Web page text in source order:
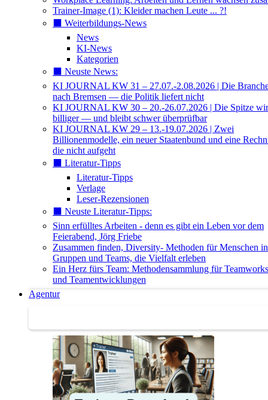
Trainer-Image (1): Kleider machen Leute ... ?!
⬛️ Weiterbildungs-News
News
KI-News
Kategorien
⬛️ Neuste News:
KI JOURNAL KW 31 – 27.07.-2.08.2026 | Die
nach Bremsen — die Politik liefert nicht
KI JOURNAL KW 30 – 20.-26.07.2026 | Die Spitze
billiger — und bleibt schwer überprüfbar
KI JOURNAL KW 29 – 13.-19.07.2026 | Zwei
Billionenmodelle, ein neuer Staatenbund und eine
die nicht aufgeht
⬛️ Literatur-Tipps
Literatur-Tipps
Verlage
Leser-Rezensionen
⬛️ Neuste Literatur-Tipps:
Sinn erfülltes Arbeiten - denn es gibt ein Leben vor dem
Feierabend, Jörg Friebe
Zusammen finden, Diversity- Methoden für Menschen in
Gruppen und Teams, die Vielfalt erleben
Ein Herz fürs Team: Methodensammlung für
und Teamentwicklungen
Agentur